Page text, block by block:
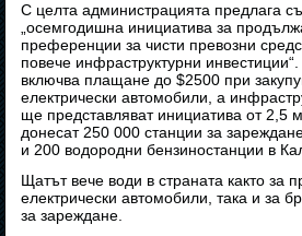
С целта администрацията предлага
„осемгодишна инициатива за
преференции за чисти превозни
повече инфраструктурни
включва плащане до $2500 при
електрически автомобили, а
ще представляват инициатива от 2,5
донесат 250 000 станции за
и 200 водородни бензиностанции в
Щатът вече води в страната както за
електрически автомобили, така и за
за зареждане.